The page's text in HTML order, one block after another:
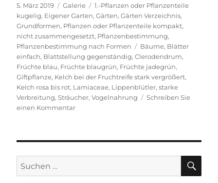
Veröffentlicht
am
5. März 2019 Format
Galerie Kategorien
1.-Pflanzen oder Pflanzenteile
kugelig, Eigener Garten,Gärten,Gärten Verzeichnis,
Grundformen, Pflanzen oder Pflanzenteile kompakt,
nicht zusammengesetzt, Pflanzenbestimmung,
Pflanzenbestimmung nach Formen
Schlagwörter
Bäume, Blätter
einfach, Blattstellung gegenständig,Clerodendrum,
Früchte blau, Früchte blaugrün, Früchte jadegrün,
Giftpflanze, Kelch bei der Fruchtreife stark vergrößert,
Kelch rosa bis rot, Lamiaceae, Lippenblütler,starke
Verbreitung,Sträucher,Vogelnahrung
Schreiben Sie
einen Kommentarzu
Suche
nach: